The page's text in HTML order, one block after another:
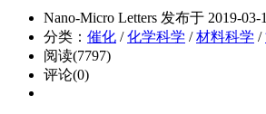
Nano-Micro Letters 发布于 2019-03-
分类： 催化 /化学科学 /材料科学 /
阅读(7797)
评论(0)